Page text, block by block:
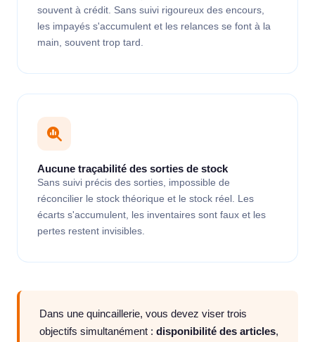
souvent à crédit. Sans suivi rigoureux des encours,
les impayés s'accumulent et les relances se font à la
main, souvent trop tard.
Aucune traçabilité des sorties de stock
Sans suivi précis des sorties, impossible de
réconcilier le stock théorique et le stock réel. Les
écarts s'accumulent, les inventaires sont faux et les
pertes restent invisibles.
Dans une quincaillerie, vous devez viser trois
objectifs simultanément : disponibilité des articles,